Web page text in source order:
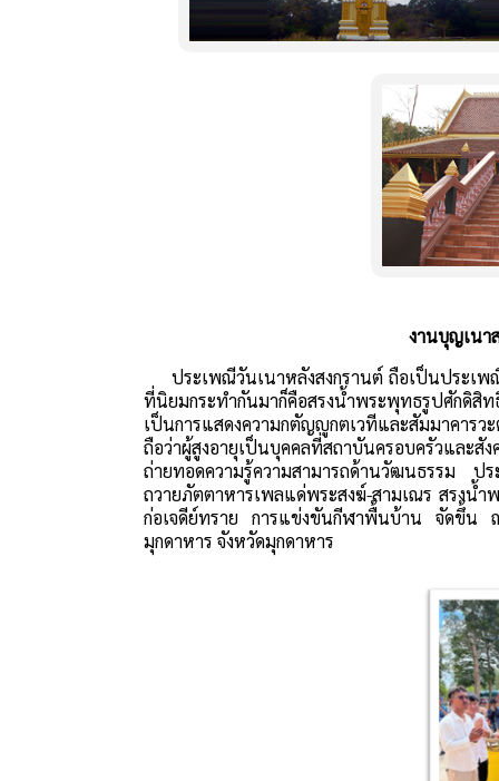
งานบุญเนา
ประเพณีวันเนาหลังสงกรานต์ ถือเป็นประเพ
ที่นิยมกระทำกันมาก็คือสรงน้ำพระพุทธรูปศักดิสิ
เป็นการแสดงความกตัญญูกตเวทีและสัมมาคาร
ถือว่าผู้สูงอายุเป็นบุคคลที่สถาบันครอบครัวแล
ถ่ายทอดความรู้ความสามารถด้านวัฒนธรรม ป
ถวายภัตตาหารเพลแด่พระสงฆ์-สามเณร สรงน้ำ
ก่อเจดีย์ทราย การแข่งขันกีฬาพื้นบ้าน จัดขึ้น
มุกดาหาร จังหวัดมุกดาหาร